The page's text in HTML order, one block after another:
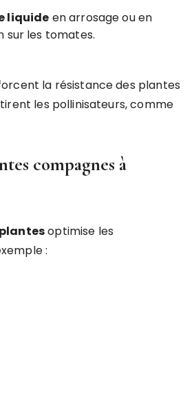
liquide en arrosage ou en
sur les tomates.
la résistance des plantes
les pollinisateurs, comme
compagnes à
optimise les
: